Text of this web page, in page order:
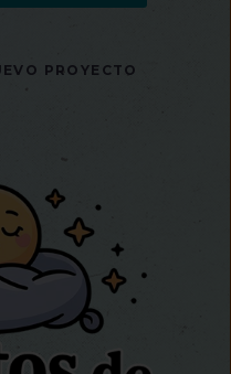
PROYECTO